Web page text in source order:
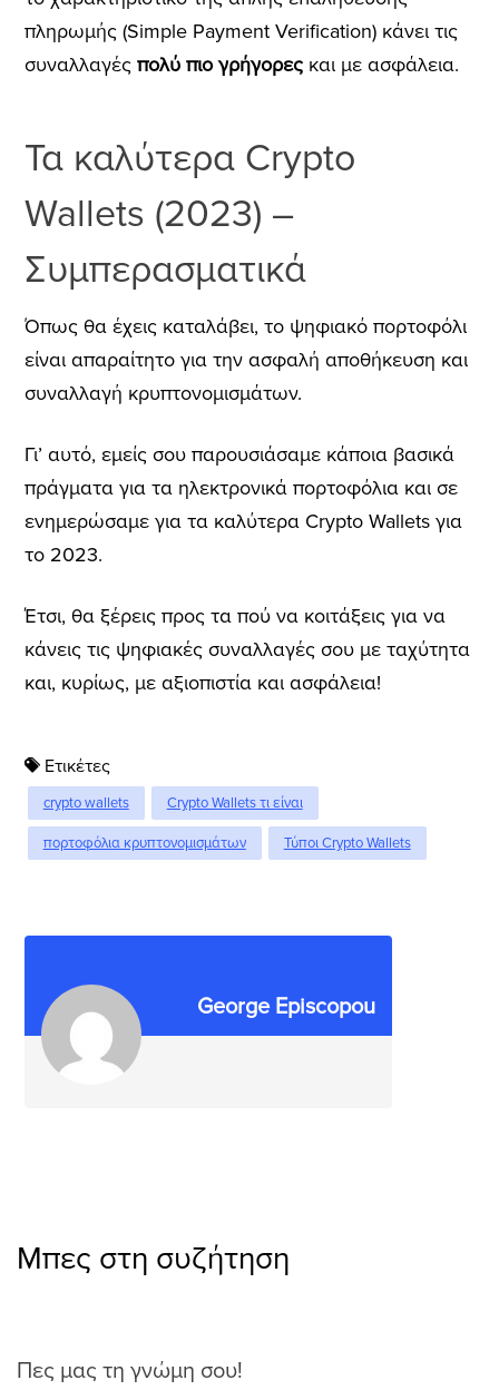
πληρωμής (Simple Payment Verification) κάνει τις
συναλλαγές πολύ πιο γρήγορεςκαι με ασφάλεια.
Τα καλύτερα Crypto
Wallets (2023) –
Συμπερασματικά
Όπως θα έχεις καταλάβει, το ψηφιακό πορτοφόλι
είναι απαραίτητο για την ασφαλή αποθήκευση και
συναλλαγή κρυπτονομισμάτων.
Γι’ αυτό, εμείς σου παρουσιάσαμε κάποια βασικά
πράγματα για τα ηλεκτρονικά πορτοφόλια και σε
ενημερώσαμε για τα καλύτερα Crypto Wallets για
το 2023.
Έτσι, θα ξέρεις προς τα πού να κοιτάξεις για να
κάνεις τις ψηφιακές συναλλαγές σου με ταχύτητα
και, κυρίως, με αξιοπιστία και ασφάλεια!
Ετικέτες
crypto wallets Crypto Wallets τι είναι
πορτοφόλια κρυπτονομισμάτων Τύποι Crypto Wallets
George Episcopou
Μπες στη συζήτηση
Πες μας τη γνώμη σου!